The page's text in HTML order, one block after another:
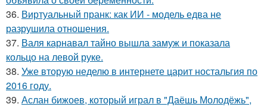
36. Виртуальный пранк: как ИИ - модель едва не
разрушила отношения.
37. Валя карнавал тайно вышла замуж и показала
кольцо на левой руке.
38. Уже вторую неделю в интернете царит ностальгия по
2016 году.
39. Аслан бижоев, который играл в "Даёшь Молодёжь",